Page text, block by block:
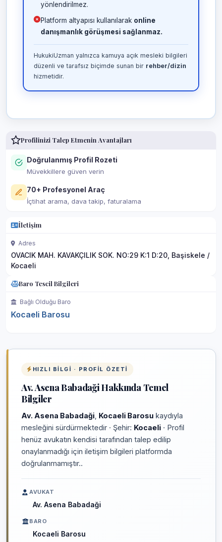
yönlendirilmez.
Platform altyapısı kullanılarak online
danışmanlık görüşmesi sağlanmaz.
HukukiUzman yalnızca kamuya açık mesleki bilgileri
düzenli ve tarafsız biçimde sunan bir rehber/dizin
hizmetidir.
Profilinizi Talep Etmenin Avantajları
Doğrulanmış Profil Rozeti
Müvekkillere güven verin
70+ Profesyonel Araç
İçtihat arama, dava takip, faturalama
İletişim
Adres
OVACIK MAH. KAVAKÇILIK SOK. NO:29 K:1 D:20, Başiskele /
Kocaeli
Baro Tescil Bilgileri
Bağlı Olduğu Baro
Kocaeli Barosu
HIZLI BILGI · PROFIL ÖZETI
Av. Asena Babadaği Hakkında Temel
Bilgiler
Av. Asena Babadaği Kocaeli Barosu kaydıyla
mesleğini sürdürmektedir · Şehir: Kocaeli · Profil
henüz avukatın kendisi tarafından talep edilip
onaylanmadığı için iletişim bilgileri platformda
doğrulanmamıştır..
AVUKAT
Av. Asena Babadaği
BARO
Kocaeli Barosu